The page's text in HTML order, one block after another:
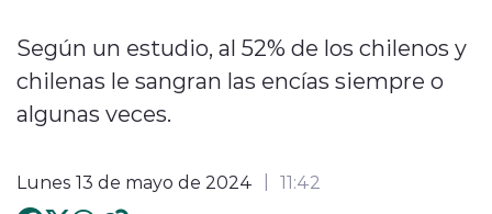
Según un estudio, al 52% de los chilenos y
chilenas le sangran las encías siempre o
algunas veces.
Lunes 13 de mayo de 2024 11:42